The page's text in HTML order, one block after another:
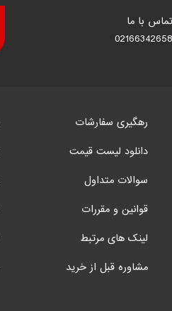
تماس با ما
02166342658
رهگیری سفارشات
دانلود لیست قیمت
سوالات متداول
قوانین و مقررات
لینک های مرتبط
مشاوره قبل از خرید